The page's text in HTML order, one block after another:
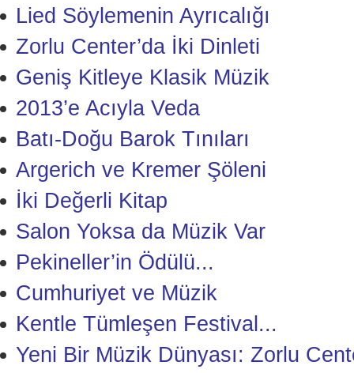
Lied Söylemenin Ayrıcalığı
Zorlu Center’da İki Dinleti
Geniş Kitleye Klasik Müzik
2013’e Acıyla Veda
Batı-Doğu Barok Tınıları
Argerich ve Kremer Şöleni
İki Değerli Kitap
Salon Yoksa da Müzik Var
Pekineller’in Ödülü...
Cumhuriyet ve Müzik
Kentle Tümleşen Festival...
Yeni Bir Müzik Dünyası: Zorlu